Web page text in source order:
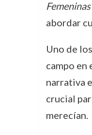
Femeninas
abordar
Uno de
campo en
narrativa
crucial
merecían.